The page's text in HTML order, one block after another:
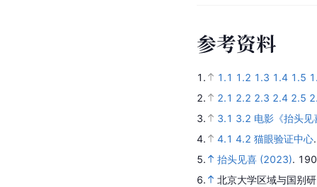
参考资料
1. 1.1 1.2 1.3 1.4 1.5
2.
2.1 2.2 2.3 2.4 2.5
3.
3.1 3.2 电影《抬头
4.
4.1 4.2 猫眼验证中心
5.
抬头见喜 (2023).
6.
北京大学区域与国别